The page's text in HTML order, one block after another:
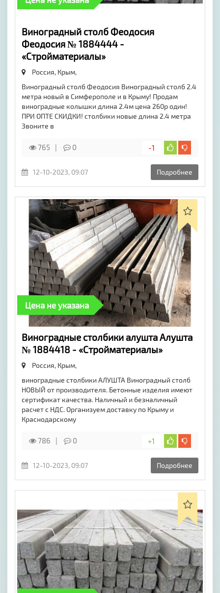
Виноградный столб Феодосия
Феодосия № 1884444 -
«Стройматериалы»
Россия, Крым,
Виноградный столб Феодосия Виноградный столб 2.4
метра новый в Симферополе и в Крыму! Продам
виноградные колышки длина 2.4м цена 260р один!
ПРИ ОПТЕ СКИДКИ! столбики новые длина 2.4 метра
Звоните в
765 0 -1
12-10-2023, 09:07 Подробнее
Цена не указана
Виноградные столбики алушта Алушта
№ 1884418 - «Стройматериалы»
Россия, Крым,
виноградные столбики АЛУШТА Виноградный столб
НОВЫЙ от производителя. Бетонные изделия имеют
сертификат качества. Наличный и безналичный
расчет с НДС. Организуем доставку по Крыму и
Краснодарскому
786 0 +1
12-10-2023, 09:07 Подробнее